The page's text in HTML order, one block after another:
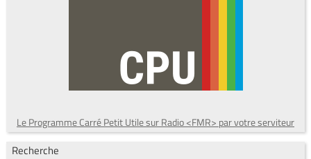
Le Programme Carré Petit Utile sur Radio <FMR> par votre serviteur
Recherche